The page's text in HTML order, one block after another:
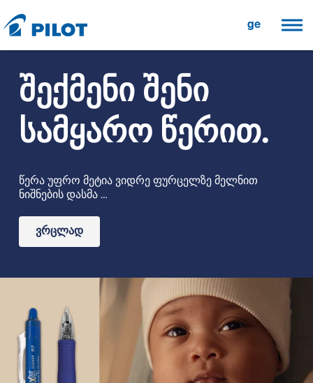
ge
შექმენი შენი
სამყარო წერით.
წერა უფრო მეტია ვიდრე ფურცელზე მელნით
ნიშნების დასმა …
ვრცლად